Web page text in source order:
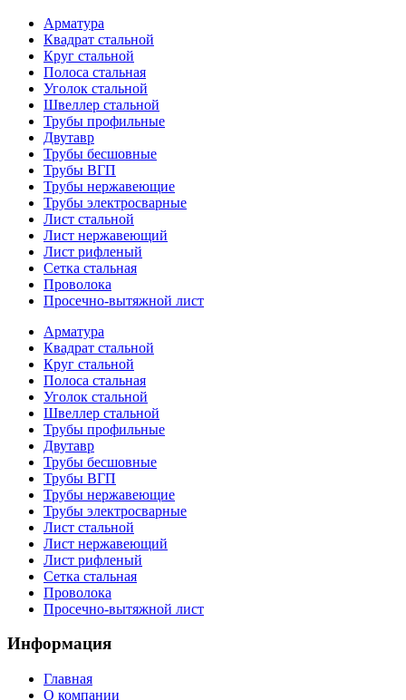
Арматура
Квадрат стальной
Круг стальной
Полоса стальная
Уголок стальной
Швеллер стальной
Трубы профильные
Двутавр
Трубы бесшовные
Трубы ВГП
Трубы нержавеющие
Трубы электросварные
Лист стальной
Лист нержавеющий
Лист рифленый
Сетка стальная
Проволока
Просечно-вытяжной лист
Арматура
Квадрат стальной
Круг стальной
Полоса стальная
Уголок стальной
Швеллер стальной
Трубы профильные
Двутавр
Трубы бесшовные
Трубы ВГП
Трубы нержавеющие
Трубы электросварные
Лист стальной
Лист нержавеющий
Лист рифленый
Сетка стальная
Проволока
Просечно-вытяжной лист
Информация
Главная
О компании